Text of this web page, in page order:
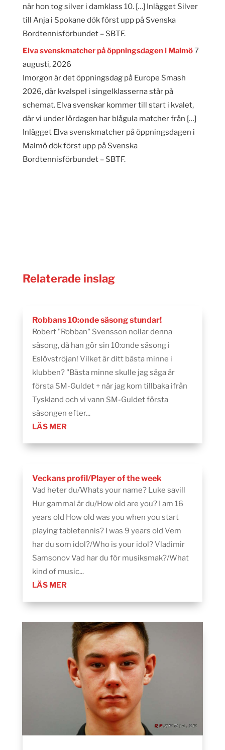
när hon tog silver i damklass 10. […] Inlägget Silver
till Anja i Spokane dök först upp på Svenska
Bordtennisförbundet – SBTF.
Elva svenskmatcher på öppningsdagen i Malmö7
augusti, 2026
Imorgon är det öppningsdag på Europe Smash
2026, där kvalspel i singelklasserna står på
schemat. Elva svenskar kommer till start i kvalet,
där vi under lördagen har blågula matcher från […]
Inlägget Elva svenskmatcher på öppningsdagen i
Malmö dök först upp på Svenska
Bordtennisförbundet – SBTF.
Relaterade inslag
Robbans 10:onde säsong stundar!
Robert "Robban" Svensson nollar denna
säsong, då han gör sin 10:onde säsong i
Eslövströjan! Vilket är ditt bästa minne i
klubben? "Bästa minne skulle jag säga är
första SM-Guldet + när jag kom tillbaka ifrån
Tyskland och vi vann SM-Guldet första
säsongen efter...
LÄS MER
Veckans profil/Player of the week
Vad heter du/Whats your name? Luke savill
Hur gammal är du/How old are you? I am 16
years old How old was you when you start
playing tabletennis? I was 9 years old Vem
har du som idol?/Who is your idol? Vladimir
Samsonov Vad har du för musiksmak?/What
kind of music...
LÄS MER